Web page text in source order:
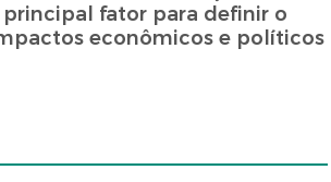
principal fator para definir o
econômicos e políticos